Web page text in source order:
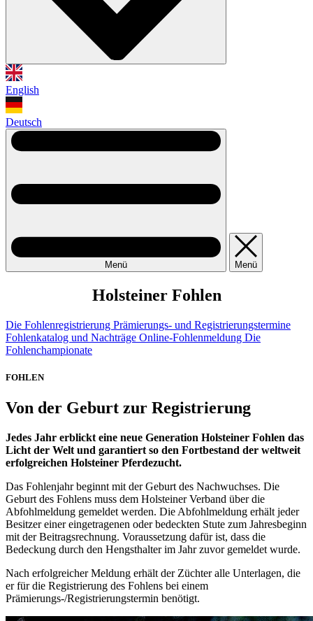
English
Deutsch
Menü Menü
Holsteiner Fohlen
Die Fohlenregistrierung Prämierungs- und Registrierungstermine
Fohlenkatalog und Nachträge Online-Fohlenmeldung Die
Fohlenchampionate
FOHLEN
Von der Geburt zur Registrierung
Jedes Jahr erblickt eine neue Generation Holsteiner Fohlen das
Licht der Welt und garantiert so den Fortbestand der weltweit
erfolgreichen Holsteiner Pferdezucht.
Das Fohlenjahr beginnt mit der Geburt des Nachwuchses. Die
Geburt des Fohlens muss dem Holsteiner Verband über die
Abfohlmeldung gemeldet werden. Die Abfohlmeldung erhält jeder
Besitzer einer eingetragenen oder bedeckten Stute zum Jahresbeginn
mit der Beitragsrechnung. Voraussetzung dafür ist, dass die
Bedeckung durch den Hengsthalter im Jahr zuvor gemeldet wurde.
Nach erfolgreicher Meldung erhält der Züchter alle Unterlagen, die
er für die Registrierung des Fohlens bei einem
Prämierungs-/Registrierungstermin benötigt.